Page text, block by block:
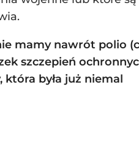
mamy nawrót polio
szczepień
była już niemal